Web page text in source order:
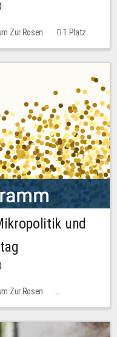
Zur Rosen
1 Platz
und
Zur Rosen